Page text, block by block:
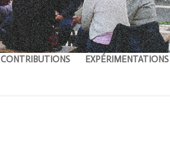
CONTRIBUTIONS EXPÉRIMENTATIONS